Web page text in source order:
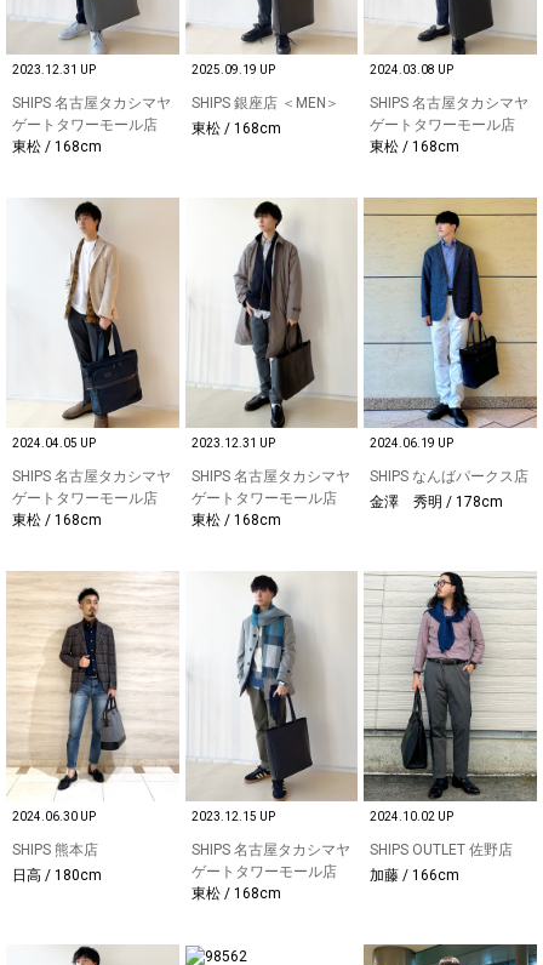
2023.12.31 UP
SHIPS 名古屋タカシマヤ
ゲートタワーモール店
東松 / 168cm
2025.09.19 UP
SHIPS 銀座店 ＜MEN＞
東松 / 168cm
2024.03.08 UP
SHIPS 名古屋タカシマヤ
ゲートタワーモール店
東松 / 168cm
2024.04.05 UP
SHIPS 名古屋タカシマヤ
ゲートタワーモール店
東松 / 168cm
2023.12.31 UP
SHIPS 名古屋タカシマヤ
ゲートタワーモール店
東松 / 168cm
2024.06.19 UP
SHIPS なんばパークス店
金澤 秀明 / 178cm
2024.06.30 UP
SHIPS 熊本店
日高 / 180cm
2023.12.15 UP
SHIPS 名古屋タカシマヤ
ゲートタワーモール店
東松 / 168cm
2024.10.02 UP
SHIPS OUTLET 佐野店
加藤 / 166cm